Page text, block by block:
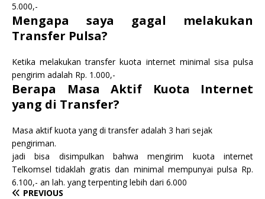
5.000,-
Mengapa saya gagal melakukan
Transfer Pulsa?
Ketika melakukan transfer kuota internet minimal sisa pulsa
pengirim adalah Rp. 1.000,-
Berapa Masa Aktif Kuota Internet
yang di Transfer?
Masa aktif kuota yang di transfer adalah 3 hari sejak
pengiriman.
jadi bisa disimpulkan bahwa mengirim kuota internet
Telkomsel tidaklah gratis dan minimal mempunyai pulsa Rp.
6.100,- an lah. yang terpenting lebih dari 6.000
PREVIOUS